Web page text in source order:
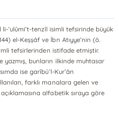
li-‘ulûmi’t-tenzîl isimli tefsirinde büyük
el-Keşşâf ve İbn Atıyye’nin (ö.
tefsirlerinden istifade etmiştir.
bunların ilkinde muhtasar
ise garîbü’l-Kur’ân
farklı manalara gelen ve
alfabetik sıraya göre